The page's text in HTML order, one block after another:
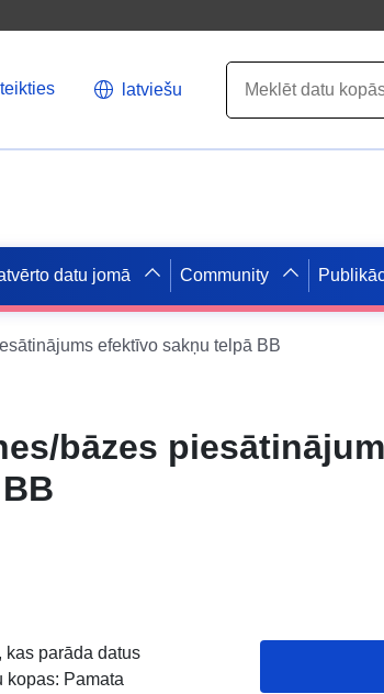
latviešu
datu jomā Community
efektīvo sakņu telpā BB
bāzes
parāda datus
kopas: Pamata